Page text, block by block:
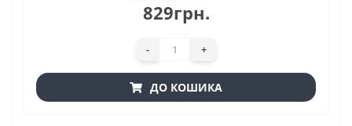
829грн.
- +
ДО КОШИКА